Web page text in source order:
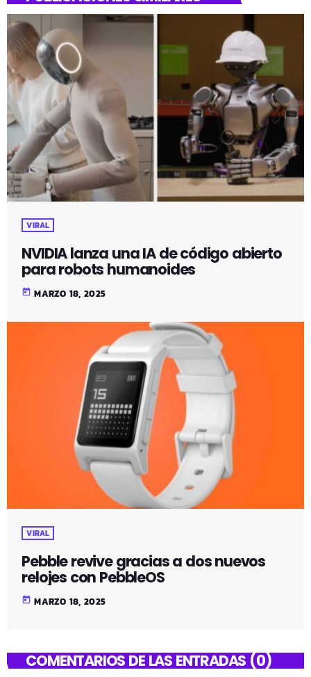
VIRAL
NVIDIA lanza una IA de código abierto
para robots humanoides
today MARZO 18, 2025
VIRAL
Pebble revive gracias a dos nuevos
relojes con PebbleOS
today MARZO 18, 2025
COMENTARIOS DE LAS ENTRADAS (0)